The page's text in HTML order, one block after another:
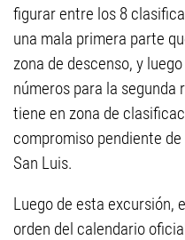
figurar entre los 8
una mala primera parte
zona de descenso, y
números para la segunda
tiene en zona de
compromiso pendiente
San Luis.
Luego de esta excursión,
orden del calendario